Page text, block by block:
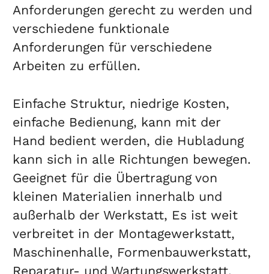
Anforderungen gerecht zu werden und
verschiedene funktionale
Anforderungen für verschiedene
Arbeiten zu erfüllen.
Einfache Struktur, niedrige Kosten,
einfache Bedienung, kann mit der
Hand bedient werden, die Hubladung
kann sich in alle Richtungen bewegen.
Geeignet für die Übertragung von
kleinen Materialien innerhalb und
außerhalb der Werkstatt, Es ist weit
verbreitet in der Montagewerkstatt,
Maschinenhalle, Formenbauwerkstatt,
Reparatur- und Wartungswerkstatt,